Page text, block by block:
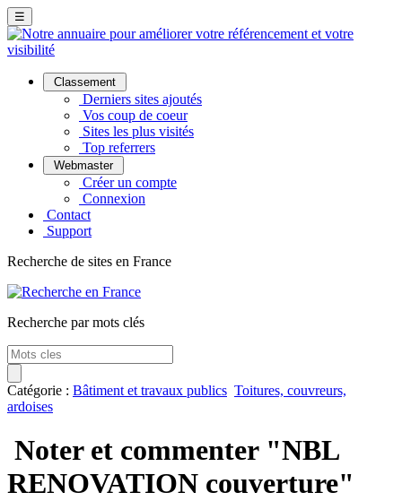
☰
Classement
Derniers sites ajoutés
Vos coup de coeur
Sites les plus visités
Top referrers
Webmaster
Créer un compte
Connexion
Contact
Support
Recherche de sites en France
Recherche par mots clés
Catégorie : Bâtiment et travaux publics Toitures, couvreurs,
ardoises
Noter et commenter "NBL
RENOVATION couverture"